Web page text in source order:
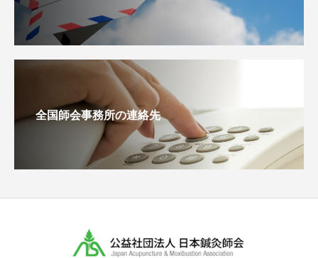
全国師会事務所の連絡先